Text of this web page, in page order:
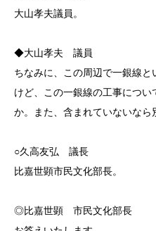
大山孝夫議員。
◆大山孝夫 議員
ちなみに、この周辺で一銀線
けど、この一銀線の工事につ
か。また、含まれていないなら
○久高友弘 議長
比嘉世顕市民文化部長。
◎比嘉世顕 市民文化部長